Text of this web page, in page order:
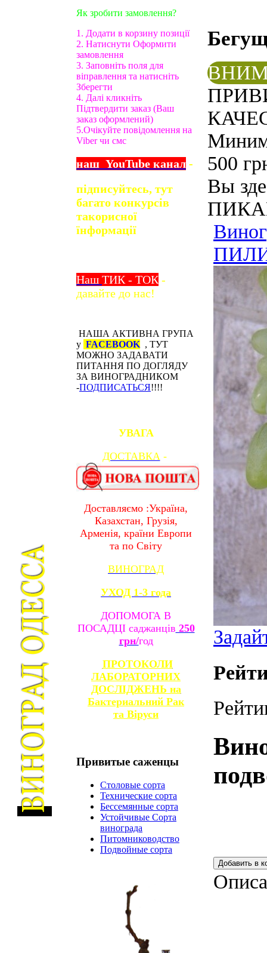
Як зробити замовлення?
1. Додати в корзину позиції
2. Натиснути Оформити
замовлення
3. Заповніть поля для
віправлення та натисніть
Зберегти
4. Далі кликніть
Підтвердити заказ (Ваш
заказ оформлений)
5.Очікуйте повідомлення на
Viber чи смс
наш YouTube канал -
підписуйтесь, тут
багато конкурсів
такорисної
їнформації
Наш ТИК - ТОК -
давайте до нас!
НАША АКТИВНА ГРУПА
у FACEBOOK, ТУТ
МОЖНО ЗАДАВАТИ
ПИТАННЯ ПО ДОГЛЯДУ
ЗА ВИНОГРАДНИКОМ
-ПОДПИСАТЬСЯ!!!!
УВАГА
ДОСТАВКА-
Доставляємо :Україна,
Казахстан, Грузія,
Арменія, країни Европи
та по Світу
ВИНОГРАД
УХОД 1-3 года
ДОПОМОГА В
ПОСАДЦІ саджанців 250
грн/год
ПРОТОКОЛИ
ЛАБОРАТОРНИХ
ДОСЛІДЖЕНЬ на
Бактериальний Рак
та Віруси
Привитые саженцы
Столовые сорта
Технические сорта
Бессемянные сорта
Устойчивые Сорта
винограда
Питомниководство
Подвойные сорта
500
Вы